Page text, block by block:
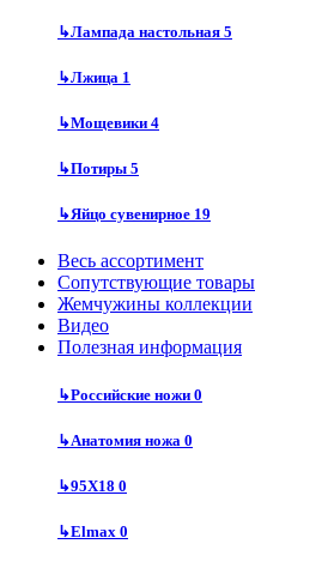
↳Лампада настольная 5
↳Лжица 1
↳Мощевики 4
↳Потиры 5
↳Яйцо сувенирное 19
Весь ассортимент
Сопутствующие товары
Жемчужины коллекции
Видео
Полезная информация
↳Российские ножи 0
↳Анатомия ножа 0
↳95Х18 0
↳Elmax 0